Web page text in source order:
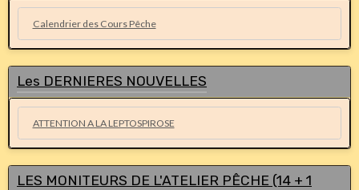
Calendrier des Cours Pêche
Les DERNIERES NOUVELLES
ATTENTION A LA LEPTOSPIROSE
LES MONITEURS DE L'ATELIER PÊCHE (14 + 1